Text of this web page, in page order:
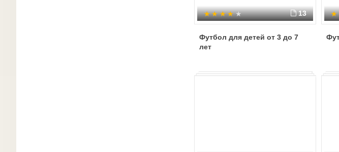
13
Футбол для детей от 3 до 7
лет